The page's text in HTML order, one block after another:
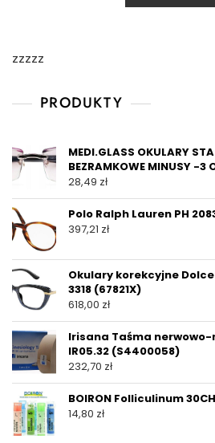
zzzzz
PRODUKTY
MEDI.GLASS OKULARY
BEZRAMKOWE MINUSY -3
28,49 zł
Polo Ralph Lauren PH
397,21 zł
Okulary korekcyjne
3318 (67821X)
618,00 zł
Irisana Taśma
IR05.32 (S4400058)
232,70 zł
BOIRON Folliculinum
14,80 zł